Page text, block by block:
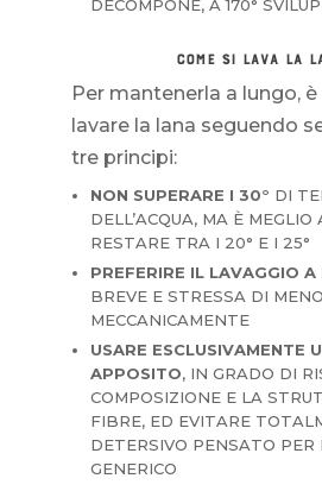
DECOMPONE, A 170°
COME SI LAVA LA
Per mantenerla a lungo,
lavare la lana seguendo
tre principi:
NON SUPERARE I 30° DI
DELL’ACQUA, MA È MEGLIO
RESTARE TRA I 20° E I 25°
PREFERIRE IL LAVAGGIO A
BREVE E STRESSA DI
MECCANICAMENTE
USARE ESCLUSIVAMENTE
APPOSITO, IN GRADO DI
COMPOSIZIONE E LA
FIBRE, ED EVITARE
DETERSIVO PENSATO PER
GENERICO